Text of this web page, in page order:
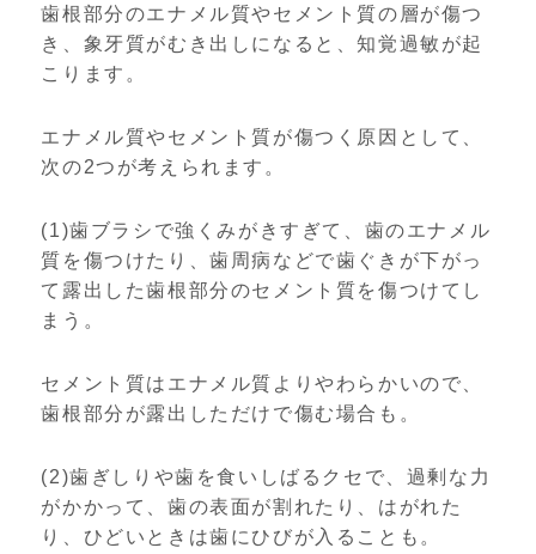
歯根部分のエナメル質やセメント質の層が傷つ
き、象牙質がむき出しになると、知覚過敏が起
こります。
エナメル質やセメント質が傷つく原因として、
次の2つが考えられます。
(1)歯ブラシで強くみがきすぎて、歯のエナメル
質を傷つけたり、歯周病などで歯ぐきが下がっ
て露出した歯根部分のセメント質を傷つけてし
まう。
セメント質はエナメル質よりやわらかいので、
歯根部分が露出しただけで傷む場合も。
(2)歯ぎしりや歯を食いしばるクセで、過剰な力
がかかって、歯の表面が割れたり、はがれた
り、ひどいときは歯にひびが入ることも。